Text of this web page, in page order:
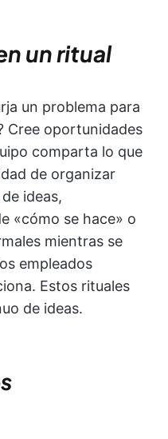
un ritual
un problema para
Cree oportunidades
comparta lo que
de organizar
ideas,
«cómo se hace» o
mientras se
empleados
Estos rituales
de ideas.